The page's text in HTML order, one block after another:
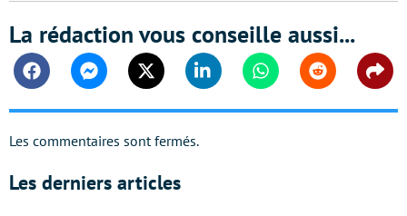
La rédaction vous conseille aussi...
FacebookMessengerTwitter Linkedin WhatsappReddit
Les commentaires sont fermés.
Les derniers articles